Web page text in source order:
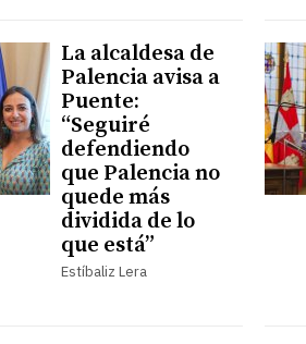
La alcaldesa de
Palencia avisa a
Puente:
“Seguiré
defendiendo
que Palencia no
quede más
dividida de lo
que está”
Estíbaliz Lera